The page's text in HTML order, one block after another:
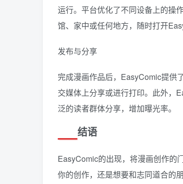
运行。平台优化了不同设备上的操
馆、家中或任何地方，随时打开
发布与分享
完成漫画作品后，EasyComic提供
交媒体上分享或进行打印。此外，
泛的读者群体分享，增加曝光率。
结语
EasyComic的出现，将漫画创作的
你的创作，还是想要和志同道合的